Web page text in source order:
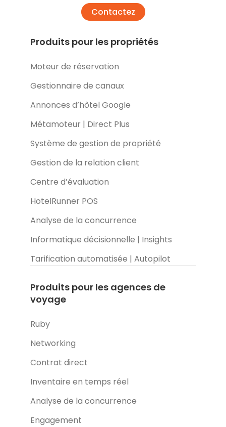
Contactez
Produits pour les propriétés
Moteur de réservation
Gestionnaire de canaux
Annonces d’hôtel Google
Métamoteur | Direct Plus
Système de gestion de propriété
Gestion de la relation client
Centre d’évaluation
HotelRunner POS
Analyse de la concurrence
Informatique décisionnelle | Insights
Tarification automatisée | Autopilot
Produits pour les agences de
voyage
Ruby
Networking
Contrat direct
Inventaire en temps réel
Analyse de la concurrence
Engagement